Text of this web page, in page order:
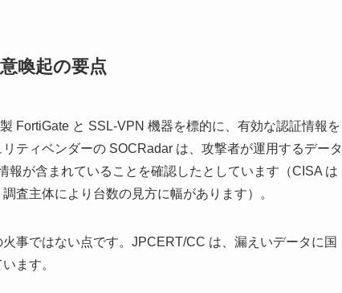
喚起の要点
FortiGate と SSL-VPN 機器を標的に、有効な認証情報を
ティベンダーの SOCRadar は、攻撃者が運用するデータ
が含まれていることを確認したとしています（CISA は
査主体により台数の見方に幅があります）。
事ではない点です。JPCERT/CC は、漏えいデータに国
ます。